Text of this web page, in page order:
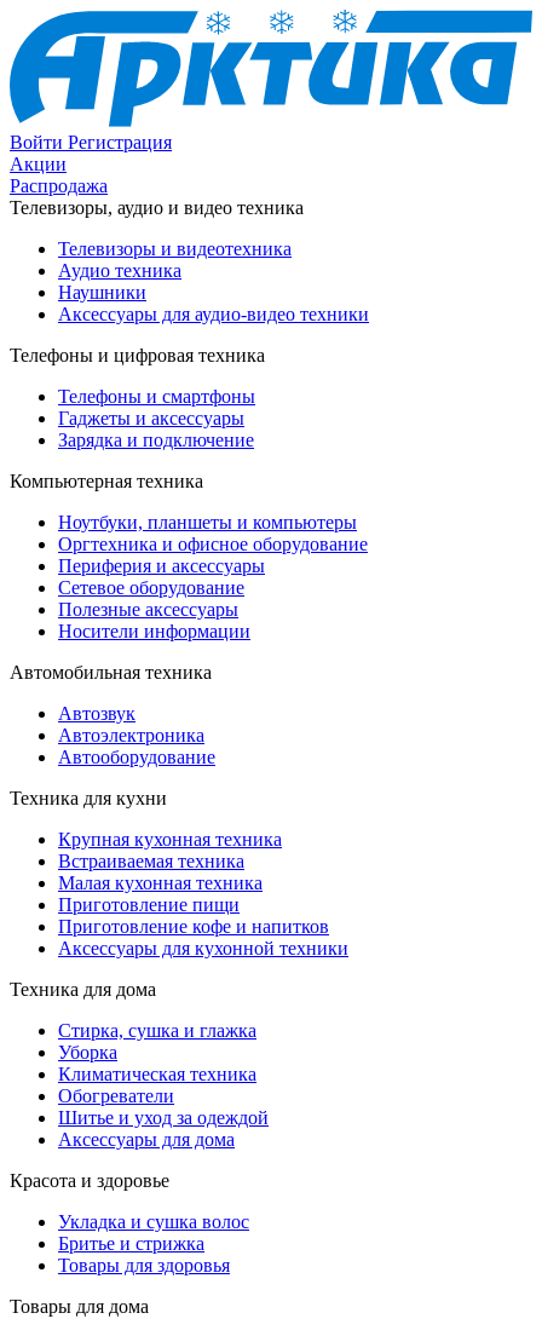
Войти Регистрация
Акции
Распродажа
Телевизоры, аудио и видео техника
Телевизоры и видеотехника
Аудио техника
Наушники
Аксессуары для аудио-видео техники
Телефоны и цифровая техника
Телефоны и смартфоны
Гаджеты и аксессуары
Зарядка и подключение
Компьютерная техника
Ноутбуки, планшеты и компьютеры
Оргтехника и офисное оборудование
Периферия и аксессуары
Cетевое оборудование
Полезные аксессуары
Носители информации
Автомобильная техника
Автозвук
Автоэлектроника
Автооборудование
Техника для кухни
Крупная кухонная техника
Встраиваемая техника
Малая кухонная техника
Приготовление пищи
Приготовление кофе и напитков
Аксессуары для кухонной техники
Техника для дома
Стирка, сушка и глажка
Уборка
Климатическая техника
Обогреватели
Шитье и уход за одеждой
Аксессуары для дома
Красота и здоровье
Укладка и сушка волос
Бритье и стрижка
Товары для здоровья
Товары для дома